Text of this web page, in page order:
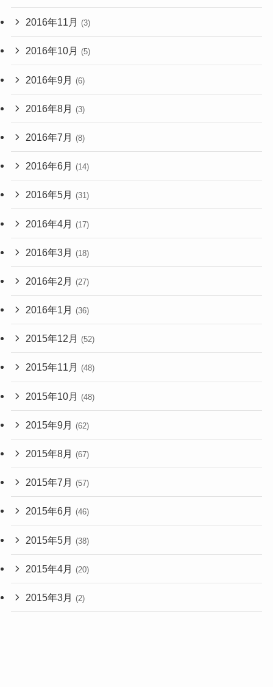
2016年11月 (3)
2016年10月 (5)
2016年9月 (6)
2016年8月 (3)
2016年7月 (8)
2016年6月 (14)
2016年5月 (31)
2016年4月 (17)
2016年3月 (18)
2016年2月 (27)
2016年1月 (36)
2015年12月 (52)
2015年11月 (48)
2015年10月 (48)
2015年9月 (62)
2015年8月 (67)
2015年7月 (57)
2015年6月 (46)
2015年5月 (38)
2015年4月 (20)
2015年3月 (2)